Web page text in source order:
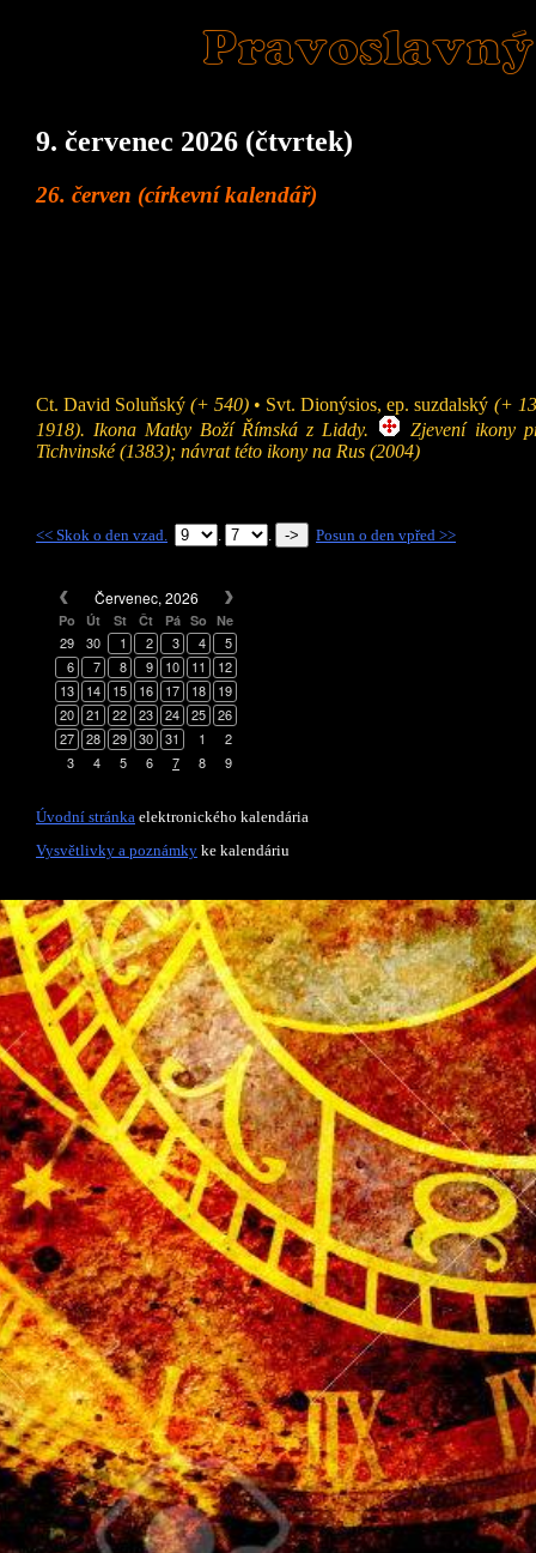
9. červenec 2026 (čtvrtek)
26. červen (církevní kalendář)
Ct. David Soluňský(+ 540) • Svt. Dionýsios, ep. suzdalský (+
1918). Ikona Matky Boží Římská z Liddy.
Zjevení ikony
Tichvinské (1383); návrat této ikony na Rus (2004)
<< Skok o den vzad. . . Posun o den vpřed >>
Červenec, 2026
Po Út St Čt Pá So Ne
29 30 1 2 3 4
5
6
7 8 9 10 11
12
13
14 15 16 17 18
19
20
21 22 23 24 25
26
27
28 29 30 31 1
2
3
4 5 6 7 8 9
Úvodní stránka elektronického kalendária
Vysvětlivky a poznámky ke kalendáriu